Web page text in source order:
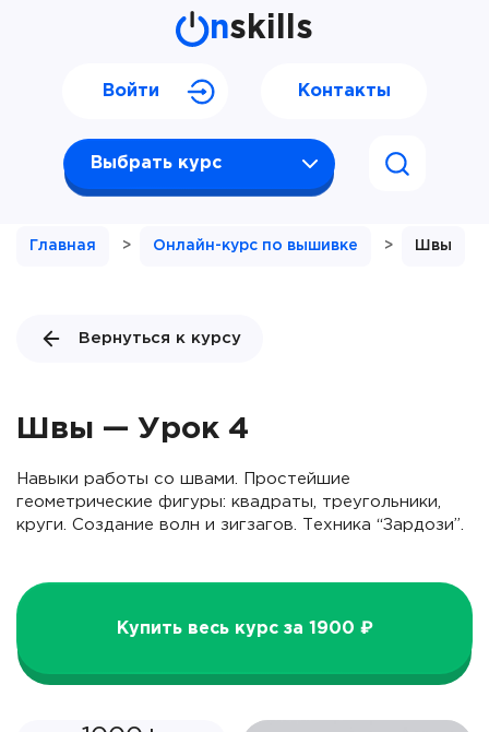
nskills
Выбрать курс
Войти Контакты
Главная > Онлайн-курс по вышивке > Швы
Вернуться к курсу
Швы — Урок 4
Навыки работы со швами. Простейшие
геометрические фигуры: квадраты, треугольники,
круги. Создание волн и зигзагов. Техника “Зардози”.
Купить весь курс за 1900 ₽